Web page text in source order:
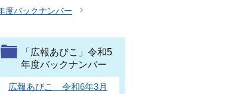
度バックナンバー
「広報あびこ」令和5
年度バックナンバー
広報あびこ 令和6年3月